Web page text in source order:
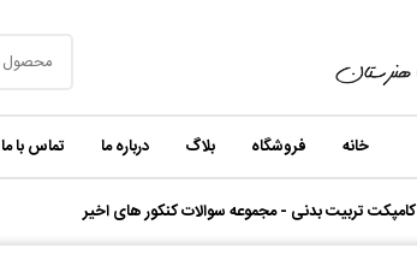
خانه فروشگاه بلاگ درباره ما تماس با ما
کامپکت تربیت بدنی - مجموعه سوالات کنکور های اخیر